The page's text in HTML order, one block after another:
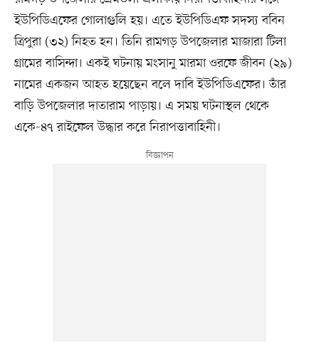
ইউপিডিএফের গোলাগুলি হয়। এতে ইউপিডিএফ সদস্য ববিন
ত্রিপুরা (৩২) নিহত হন। তিনি রামগড় উপজেলার মাজারা টিলা
গ্রামের বাসিন্দা। একই ঘটনায় মংসানু মারমা ওরফে জীবন (২৯)
নামের একজন আহত হয়েছেন বলে দাবি ইউপিডিএফের। তাঁর
বাড়ি উপজেলার দাতারাম পাড়ায়। এ সময় ঘটনাস্থল থেকে
একে-৪৭ রাইফেল উদ্ধার করে নিরাপত্তাবাহিনী।